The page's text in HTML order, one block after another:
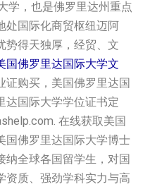
学，也是佛罗里达州重点
处国际化商贸枢纽迈阿
势得天独厚，经贸、文
国佛罗里达国际大学文
证购买，美国佛罗里达国
达国际大学学位证书定
在线获取美国
国佛罗里达国际大学博士
纳全球各国留学生，对国
资质、强劲学科实力与高